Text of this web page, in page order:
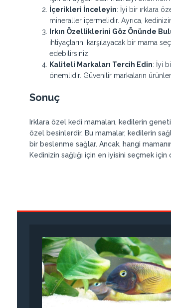
İçerikleri İnceleyin: İyi bir ırklara
mineraller içermelidir. Ayrıca,
Irkın Özelliklerini Göz Önünde
ihtiyaçlarını karşılayacak bir mama
edebilirsiniz.
Kaliteli Markaları Tercih Edin: İyi
önemlidir. Güvenilir markaların
Sonuç
Irklara özel kedi mamaları, kedilerin
özel besinlerdir. Bu mamalar, kedilerin
bir beslenme sağlar. Ancak, hangi
Kedinizin sağlığı için en iyisini seçmek